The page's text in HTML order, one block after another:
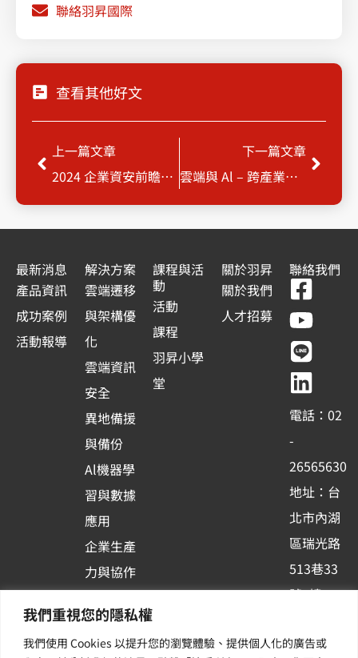
我們重視您的隱私權
我們使用 Cookies 以提升您的瀏覽體驗、提供個人化的廣告或
聯絡羽昇國際
查看其他好文
上一頁
上一篇文章
2024 企業資安前瞻論壇 : 迎向複雜資安威脅的新時代
下一篇文章
雲端與 Al – 跨產業科技創新與雲端應用論壇
下一
最新消息
產品資訊
成功案例
活動報導
解決方案
雲端遷移
與架構優
化
雲端資訊
安全
異地備援
與備份
Al機器學
習與數據
應用
企業生產
力與協作
台應用
其他／加
課程與活
動
活動
課程
羽昇小學
堂
關於羽昇
關於我們
人才招募
聯絡我們
F
a
c
e
b
o
o
k
-
s
q
u
a
r
Y
o
u
t
u
b
e
L
i
n
e
L
i
n
k
e
d
i
n
電話：02
-
26565630
地址：台
北市內湖
區瑞光路
513巷33
號6樓
新訊 | 提